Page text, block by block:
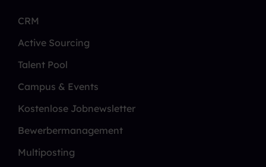
CRM
Active Sourcing
Talent Pool
Campus & Events
Kostenlose Jobnewsletter
Bewerbermanagement
Multiposting